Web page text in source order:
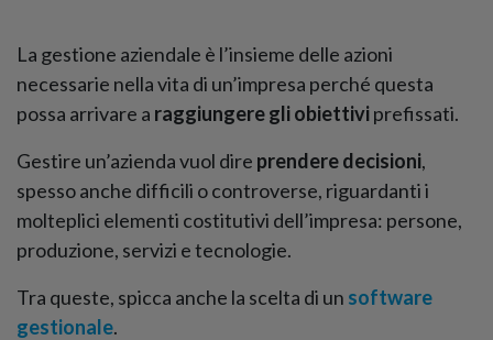
La gestione aziendale è l’insieme delle azioni
necessarie nella vita di un’impresa perché questa
possa arrivare a raggiungere gli obiettiviprefissati.
Gestire un’azienda vuol dire prendere decisioni,
spesso anche difficili o controverse, riguardanti i
molteplici elementi costitutivi dell’impresa: persone,
produzione, servizi e tecnologie.
Tra queste, spicca anche la scelta di un software
gestionale.